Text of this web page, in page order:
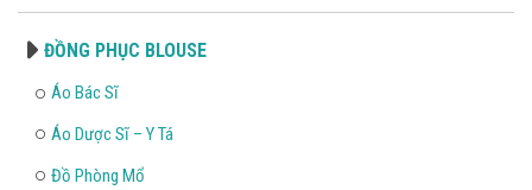
ĐỒNG PHỤC BLOUSE
Áo Bác Sĩ
Áo Dược Sĩ – Y Tá
Đồ Phòng Mổ